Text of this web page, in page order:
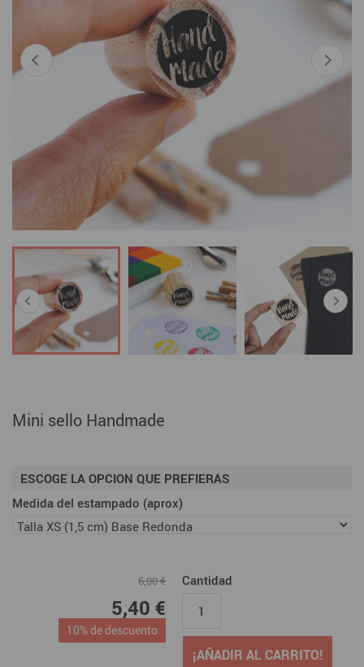
Mini sello Handmade
ESCOGE LA OPCION QUE PREFIERAS
Medida del estampado (aprox)
6,00 €
5,40 €
10% de descuento
Cantidad
¡AÑADIR AL CARRITO!